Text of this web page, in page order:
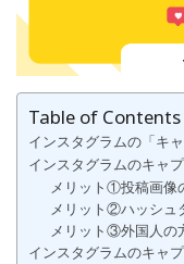
Table of Contents
インスタグラムの「キ
インスタグラムのキャ
メリット①投稿画像
メリット②ハッシュ
メリット③外国人の
インスタグラムのキャ